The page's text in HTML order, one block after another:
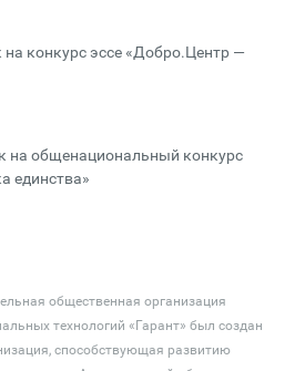
конкурс эссе «Добро.Центр —
на общенациональный конкурс
единства»
общественная организация
технологий «Гарант» был создан
способствующая развитию